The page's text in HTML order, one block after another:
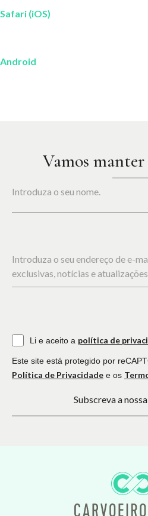
Safari (iOS)
Android
Vamos
Introduza o seu nome.
Introduza o seu endereço de e-
exclusivas, notícias e
Li e aceito a política de
Este site está protegido por
Política de Privacidade e os
Subscreva a